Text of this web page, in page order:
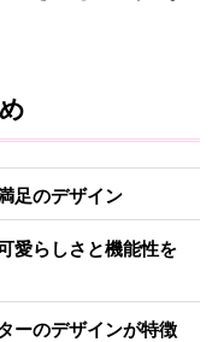
足のデザイン
愛らしさと機能性を
ーのデザインが特徴